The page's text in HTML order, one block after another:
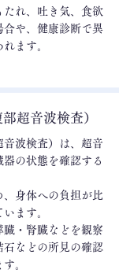
たれ、吐き気、食欲
合や、健康診断で異
ます。
超音波検査）
波検査）は、超音
の状態を確認する
身体への負担が比
ます。
臓・腎臓などを観察
石などの所見の確認
。